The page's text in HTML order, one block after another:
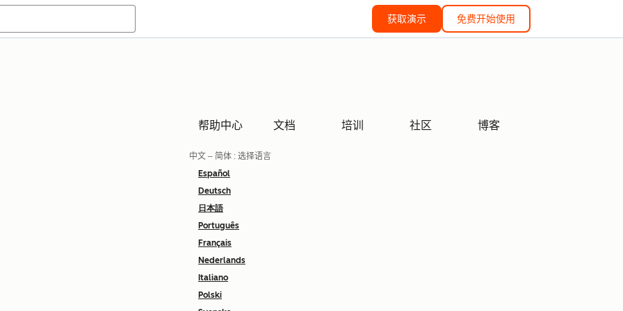
获取演示 免费开始使用
帮助中心 文档 培训 社区 博客
中文 – 简体 : 选择语言
Español
Deutsch
日本語
Português
Français
Nederlands
Italiano
Polski